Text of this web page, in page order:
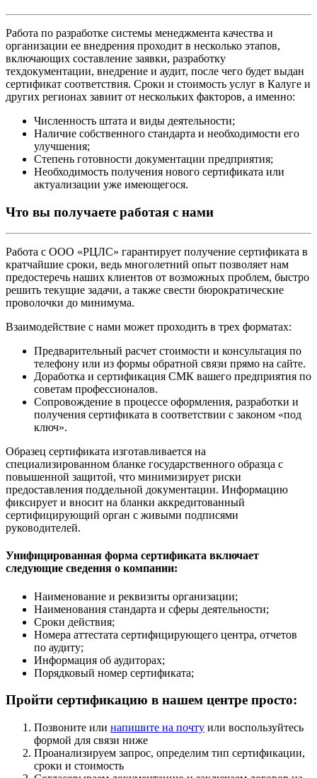
Работа по разработке системы менеджмента качества и
организации ее внедрения проходит в несколько этапов,
включающих составление заявки, разработку
техдокументации, внедрение и аудит, после чего будет выдан
сертификат соответствия. Сроки и стоимость услуг в Калуге и
других регионах завиит от нескольких факторов, а именно:
Численность штата и виды деятельности;
Наличие собственного стандарта и необходимости его
улучшения;
Степень готовности документации предприятия;
Необходимость получения нового сертификата или
актуализации уже имеющегося.
Что вы получаете работая с нами
Работа с ООО «РЦЛС» гарантирует получение сертификата в
кратчайшие сроки, ведь многолетний опыт позволяет нам
предостеречь наших клиентов от возможных проблем, быстро
решить текущие задачи, а также свести бюрократические
проволочки до минимума.
Взаимодействие с нами может проходить в трех форматах:
Предварительный расчет стоимости и консультация по
телефону или из формы обратной связи прямо на сайте.
Доработка и сертификация СМК вашего предприятия по
советам профессионалов.
Сопровождение в процессе оформления, разработки и
получения сертификата в соответствии с законом «под
ключ».
Образец сертификата изготавливается на
специализированном бланке государственного образца с
повышенной защитой, что минимизирует риски
предоставления поддельной документации. Информацию
фиксирует и вносит на бланки аккредитованный
сертифицирующий орган с живыми подписями
руководителей.
Унифицированная форма сертификата включает
следующие сведения о компании:
Наименование и реквизиты организации;
Наименования стандарта и сферы деятельности;
Сроки действия;
Номера аттестата сертифицирующего центра, отчетов
по аудиту;
Информация об аудиторах;
Порядковый номер сертификата;
Пройти сертификацию в нашем центре просто:
Позвоните или напишите на почту или воспользуйтесь
формой для связи ниже
Проанализируем запрос, определим тип сертификации,
сроки и стоимость